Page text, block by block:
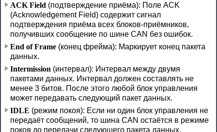
ACK Field (подтверждение приёма): Поле ACK
(Acknowledgement Field) содержит сигнал
подтверждения приёма всех блоков-приёмников,
получивших сообщение по шине CAN без ошибок.
End of Frame (конец фрейма): Маркирует конец пакета
данных.
Intermission (интервал): Интервал между двумя
пакетами данных. Интервал должен составлять не
менее 3 битов. После этого любой блок управления
может передавать следующий пакет данных.
IDLE (режим покоя): Если ни один блок управления не
передаёт сообщений, то шина CAN остаётся в режиме
покоя до передачи следующего пакета данных.